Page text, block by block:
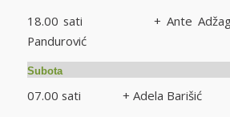
18.00 sati + Ante Adžaga i
Pandurović
Subota
07.00 sati + Adela Barišić